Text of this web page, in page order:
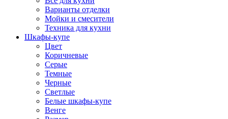
Варианты отделки
Мойки и смесители
Техника для кухни
Шкафы-купе
Цвет
Коричневые
Серые
Темные
Черные
Светлые
Белые шкафы-купе
Венге